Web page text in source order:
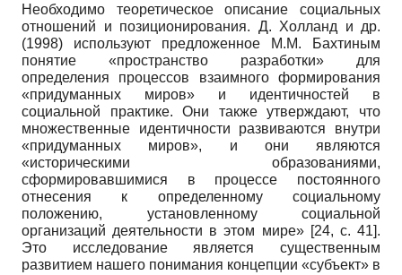
Необходимо теоретическое описание социальных
отношений и позиционирования. Д. Холланд и др.
(1998) используют предложенное М.М. Бахтиным
понятие «пространство разработки» для
определения процессов взаимного формирования
«придуманных миров» и идентичностей в
социальной практике. Они также утверждают, что
множественные идентичности развиваются внутри
«придуманных миров», и они являются
«историческими образованиями,
сформировавшимися в процессе постоянного
отнесения к определенному социальному
положению, установленному социальной
организаций деятельности в этом мире» [24, с.41].
Это исследование является существенным
развитием нашего понимания концепции «субъект» в